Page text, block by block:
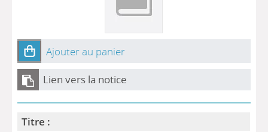
Ajouter au panier
Lien vers la notice
Titre :